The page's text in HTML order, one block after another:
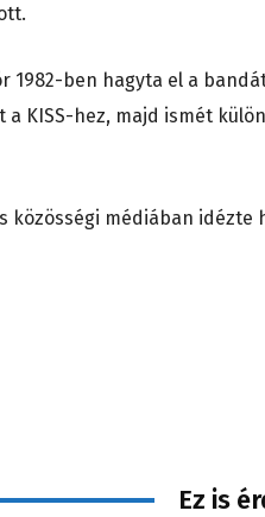
1982-ben hagyta el a
KISS-hez, majd ismét
közösségi médiában idézte
Ez is